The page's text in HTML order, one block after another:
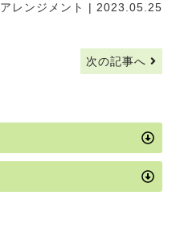
アレンジメント | 2023.05.25
次の記事へ